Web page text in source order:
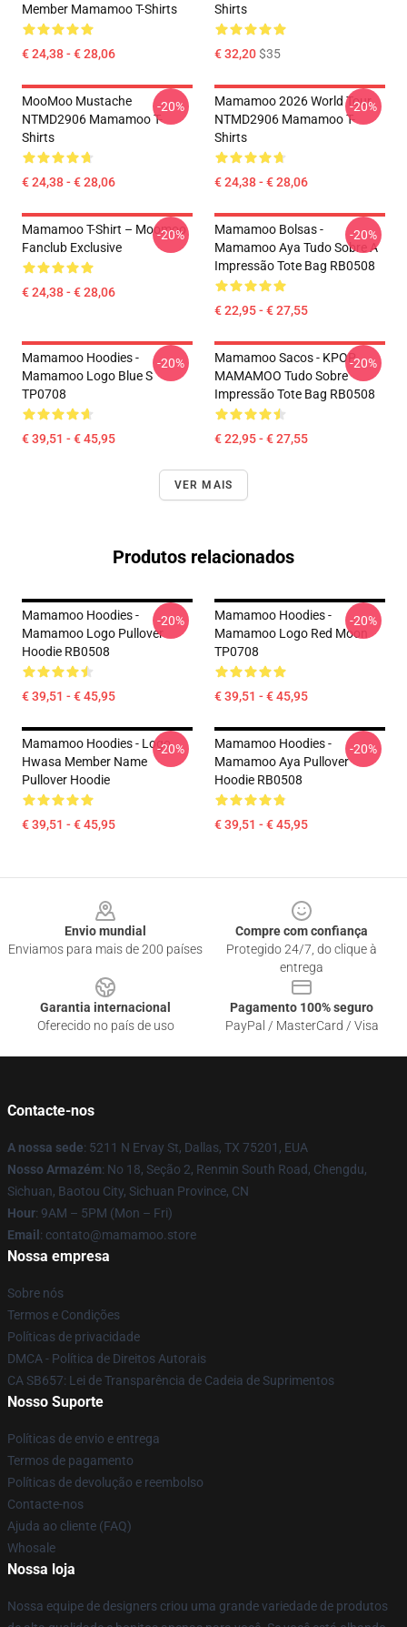
Member Mamamoo T-Shirts
€ 24,38 - € 28,06
Shirts
€ 32,20$35
MooMoo Mustache
NTMD2906 Mamamoo T-
Shirts
€ 24,38 - € 28,06
-20%
Mamamoo 2026 World Tour
NTMD2906 Mamamoo T-
Shirts
€ 24,38 - € 28,06
-20%
Mamamoo T-Shirt – Moomoo
Fanclub Exclusive
€ 24,38 - € 28,06
-20%
Mamamoo Bolsas -
Mamamoo Aya Tudo Sobre A
Impressão Tote Bag RB0508
€ 22,95 - € 27,55
-20%
Mamamoo Hoodies -
Mamamoo Logo Blue S
TP0708
€ 39,51 - € 45,95
-20%
Mamamoo Sacos - KPOP
MAMAMOO Tudo Sobre
Impressão Tote Bag RB0508
€ 22,95 - € 27,55
-20%
VER MAIS
Produtos relacionados
Mamamoo Hoodies -
Mamamoo Logo Pullover
Hoodie RB0508
€ 39,51 - € 45,95
-20%
Mamamoo Hoodies -
Mamamoo Logo Red Moon
TP0708
€ 39,51 - € 45,95
-20%
Mamamoo Hoodies - Logo
Hwasa Member Name
Pullover Hoodie
€ 39,51 - € 45,95
-20%
Mamamoo Hoodies -
Mamamoo Aya Pullover
Hoodie RB0508
€ 39,51 - € 45,95
-20%
Envio mundial
Enviamos para mais de 200 países
Compre com confiança
Protegido 24/7, do clique à
entrega
Garantia internacional
Oferecido no país de uso
Pagamento 100% seguro
PayPal / MasterCard / Visa
Contacte-nos
A nossa sede: 5211 N Ervay St, Dallas, TX 75201, EUA
Nosso Armazém: No 18, Seção 2, Renmin South Road, Chengdu,
Sichuan, Baotou City, Sichuan Province, CN
Hour: 9AM – 5PM (Mon – Fri)
Email : contato@mamamoo.store
Nossa empresa
Sobre nós
Termos e Condições
Políticas de privacidade
DMCA - Política de Direitos Autorais
CA SB657: Lei de Transparência de Cadeia de Suprimentos
Nosso Suporte
Políticas de envio e entrega
Termos de pagamento
Políticas de devolução e reembolso
Contacte-nos
Ajuda ao cliente (FAQ)
Whosale
Nossa loja
Nossa equipe de designers criou uma grande variedade de produtos